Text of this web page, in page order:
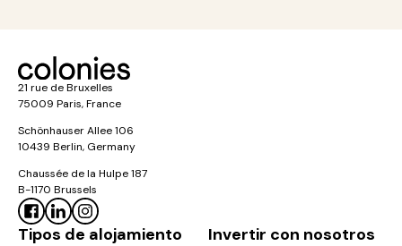
21 rue de Bruxelles
75009 Paris, France
Schönhauser Allee 106
10439 Berlin, Germany
Chaussée de la Hulpe 187
B-1170 Brussels
Tipos de alojamiento Invertir con nosotros